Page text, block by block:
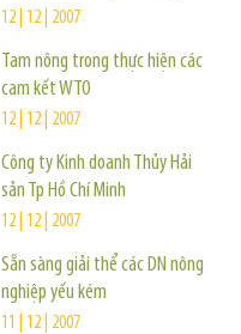
12 | 12 | 2007
Tam nông trong thực hiện các
cam kết WTO
12 | 12 | 2007
Công ty Kinh doanh Thủy Hải
sản Tp Hồ Chí Minh
12 | 12 | 2007
Sẵn sàng giải thể các DN nông
nghiệp yếu kém
11 | 12 | 2007